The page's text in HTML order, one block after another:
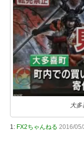
大
1: FX2ちゃんねる 2016/